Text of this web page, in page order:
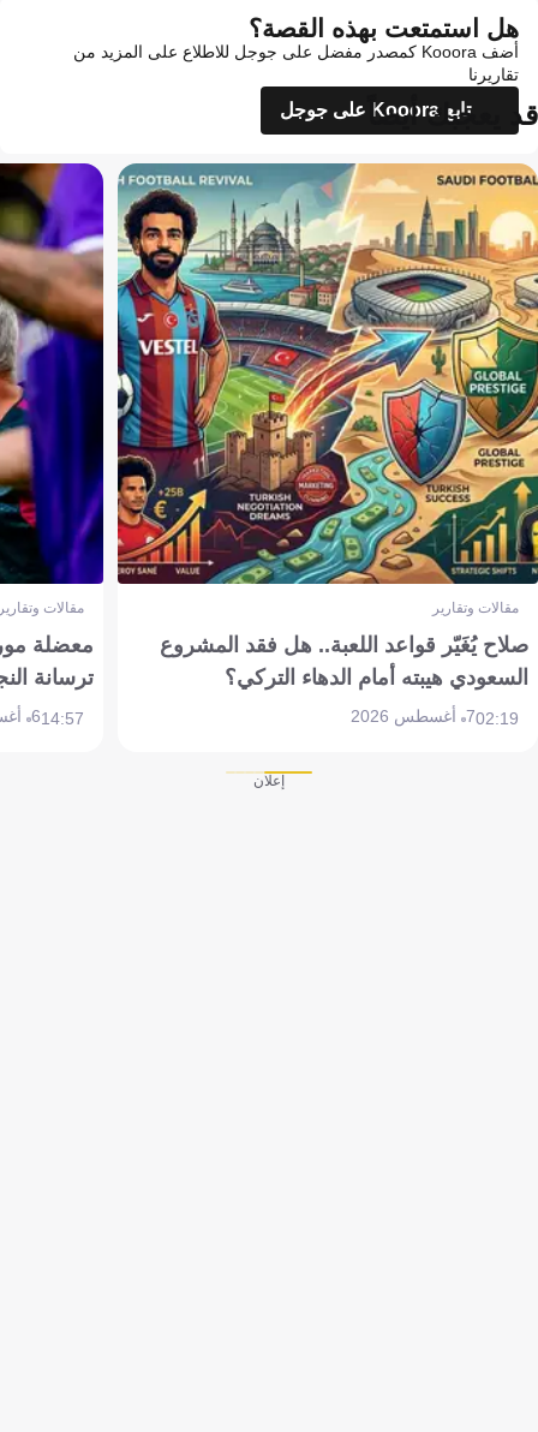
هل استمتعت بهذه القصة؟
أضف Kooora كمصدر مفضل على جوجل للاطلاع على المزيد من
تقاريرنا
تابع Kooora على جوجل
قد يعجبك أيضاً
مقالات وتقارير
صلاح يُغَيّر قواعد اللعبة.. هل فقد المشروع
السعودي هيبته أمام الدهاء التركي؟
02:197 أغسطس 2026
مقالات
معضلة
ترسانة
14:576 أغسطس 2026
إعلان